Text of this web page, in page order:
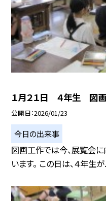
１月２１日 ４年生 図
公開日 2026/01/23
今日の出来事
図画工作では今、展覧会
います。 この日は、４年生